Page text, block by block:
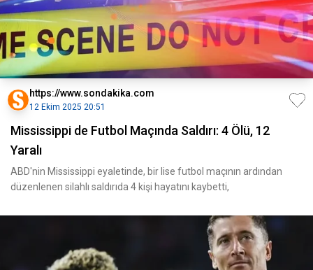
https://www.sondakika.com
12 Ekim 2025 20:51
Mississippi de Futbol Maçında Saldırı: 4 Ölü, 12
Yaralı
ABD'nin Mississippi eyaletinde, bir lise futbol maçının ardından
düzenlenen silahlı saldırıda 4 kişi hayatını kaybetti,